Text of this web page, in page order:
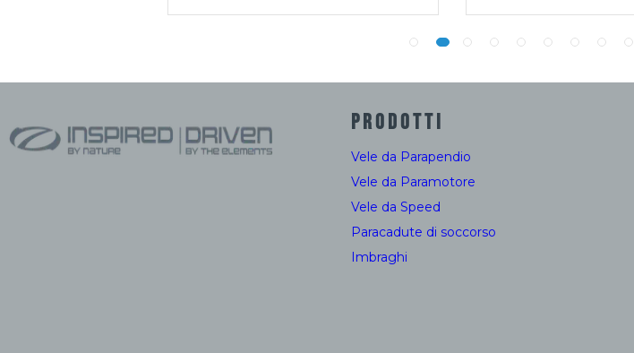
PRODOTTI
Vele da Parapendio
Vele da Paramotore
Vele da Speed
Paracadute di soccorso
Imbraghi